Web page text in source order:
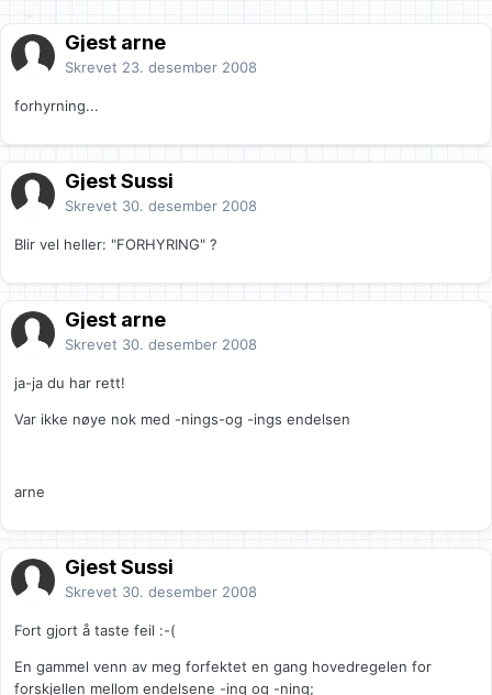
Gjest arne
Skrevet 23. desember 2008
forhyrning...
Gjest Sussi
Skrevet 30. desember 2008
Blir vel heller: "FORHYRING" ?
Gjest arne
Skrevet 30. desember 2008
ja-ja du har rett!
Var ikke nøye nok med -nings-og -ings endelsen
arne
Gjest Sussi
Skrevet 30. desember 2008
Fort gjort å taste feil :-(
En gammel venn av meg forfektet en gang hovedregelen for
forskjellen mellom endelsene -ing og -ning;